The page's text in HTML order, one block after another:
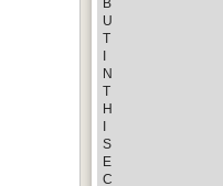
U
T
I
N
T
H
I
S
E
C